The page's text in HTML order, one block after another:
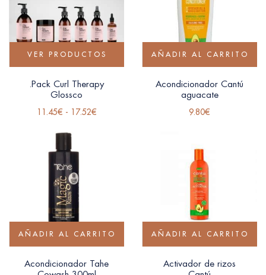
VER PRODUCTOS
.Pack Curl Therapy
Glossco
11.45€ - 17.52€
AÑADIR AL CARRITO
Acondicionador Cantú
aguacate
9.80€
AÑADIR AL CARRITO
Acondicionador Tahe
AÑADIR AL CARRITO
Activador de rizos